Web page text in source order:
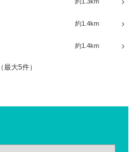
約1.4km
約1.4km
大5件）